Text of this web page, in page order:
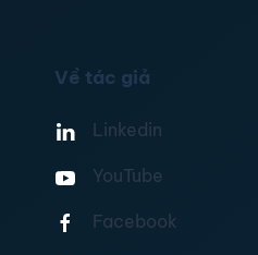
Về tác giả
Linkedin
YouTube
Facebook